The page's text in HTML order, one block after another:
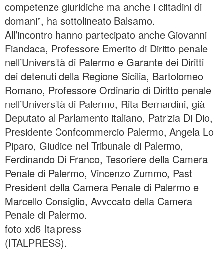
competenze giuridiche ma anche i cittadini di
domani”, ha sottolineato Balsamo.
All’incontro hanno partecipato anche Giovanni
Fiandaca, Professore Emerito di Diritto penale
nell’Università di Palermo e Garante dei Diritti
dei detenuti della Regione Sicilia, Bartolomeo
Romano, Professore Ordinario di Diritto penale
nell’Università di Palermo, Rita Bernardini, già
Deputato al Parlamento italiano, Patrizia Di Dio,
Presidente Confcommercio Palermo, Angela Lo
Piparo, Giudice nel Tribunale di Palermo,
Ferdinando Di Franco, Tesoriere della Camera
Penale di Palermo, Vincenzo Zummo, Past
President della Camera Penale di Palermo e
Marcello Consiglio, Avvocato della Camera
Penale di Palermo.
foto xd6 Italpress
(ITALPRESS).